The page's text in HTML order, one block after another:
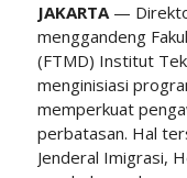
JAKARTA—
menggandeng
(FTMD) Institut
menginisiasi
memperkuat
perbatasan. Hal
Jenderal Imigrasi,